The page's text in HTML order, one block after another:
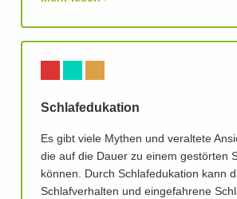
Schlafedukation
Es gibt viele Mythen und veraltete
die auf die Dauer zu einem gestörten
können. Durch Schlafedukation kann
Schlafverhalten und eingefahrene